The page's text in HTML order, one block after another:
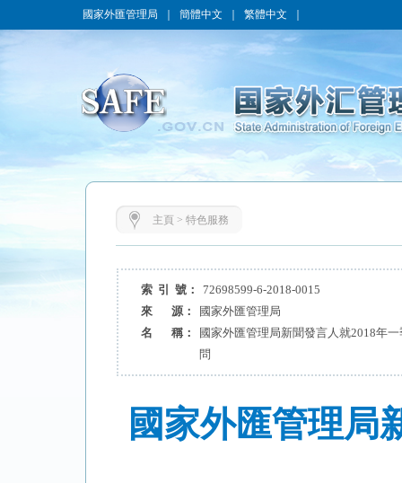
國家外匯管理局 簡體中文 繁體中文
主頁 > 特色服務
索 引 號：
72698599-6-2018-0015
來 源：
國家外匯管理局
名 稱：
國家外匯管理局新聞發言人就2018年
問
國家外匯管理局